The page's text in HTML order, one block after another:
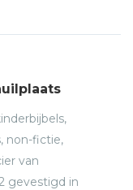
non-fictie,
van
gevestigd in